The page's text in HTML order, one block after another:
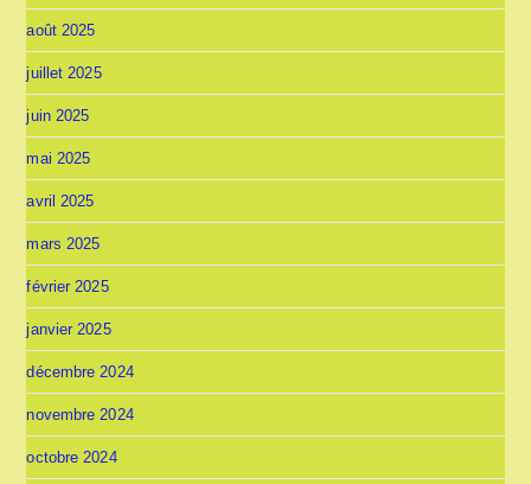
août 2025
juillet 2025
juin 2025
mai 2025
avril 2025
mars 2025
février 2025
janvier 2025
décembre 2024
novembre 2024
octobre 2024